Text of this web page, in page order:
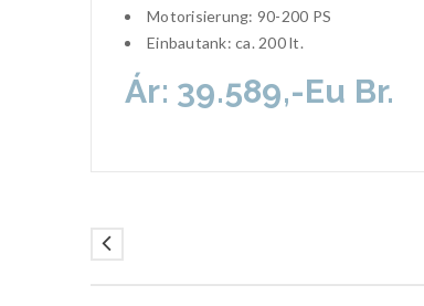
Motorisierung: 90-200 PS
Einbautank: ca. 200 lt.
Ár: 39.589,-Eu Br.